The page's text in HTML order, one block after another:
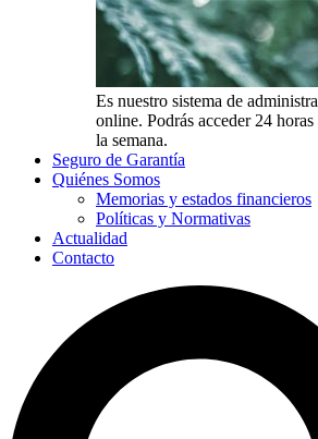
Es nuestro sistema de
online. Podrás acceder 24
la semana.
Seguro de Garantía
Quiénes Somos
Memorias y estados financieros
Políticas y Normativas
Actualidad
Contacto